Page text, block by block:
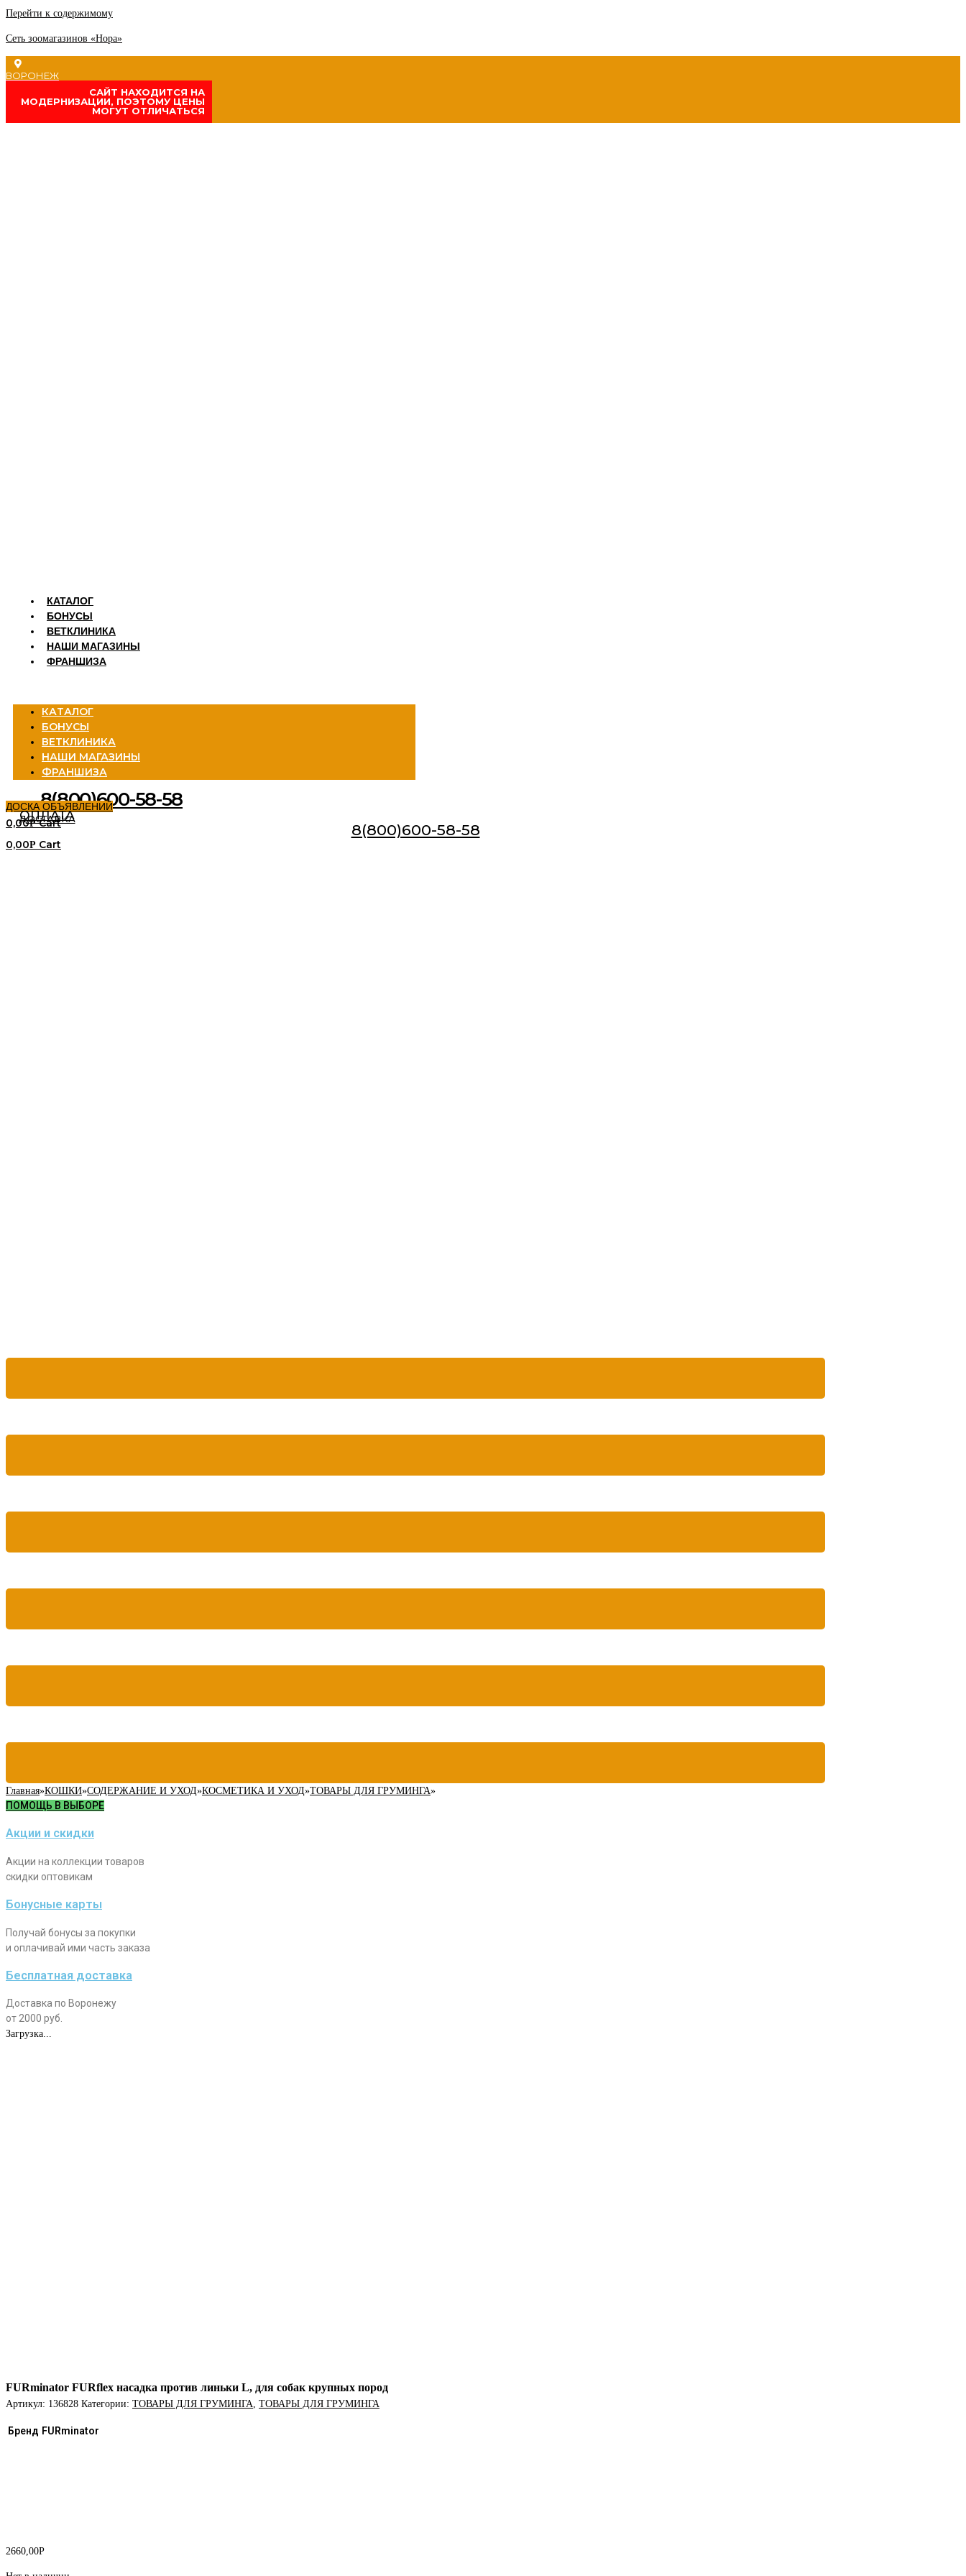
Перейти к содержимому
Сеть зоомагазинов «Нора»
ВОРОНЕЖ
CАЙТ НАХОДИТСЯ НА
МОДЕРНИЗАЦИИ, ПОЭТОМУ ЦЕНЫ
МОГУТ ОТЛИЧАТЬСЯ
КАТАЛОГ
БОНУСЫ
ВЕТКЛИНИКА
НАШИ МАГАЗИНЫ
ФРАНШИЗА
КАТАЛОГ
БОНУСЫ
ВЕТКЛИНИКА
НАШИ МАГАЗИНЫ
ФРАНШИЗА
8(800)600-58-58
ДОСКА ОБЪЯВЛЕНИЙ
ДОСТАВКА
ОПЛАТА
0,00Р Cart 8(800)600-58-58
0,00Р Cart
Главная»КОШКИ»СОДЕРЖАНИЕ И УХОД»КОСМЕТИКА И УХОД»ТОВАРЫ ДЛЯ ГРУМИНГА»
ПОМОЩЬ В ВЫБОРЕ
Акции и скидки
Акции на коллекции товаров
скидки оптовикам
Бонусные карты
Получай бонусы за покупки
и оплачивай ими часть заказа
Бесплатная доставка
Доставка по Воронежу
от 2000 руб.
Загрузка...
FURminator FURflex насадка против линьки L, для собак крупных пород
Артикул: 136828 Категории: ТОВАРЫ ДЛЯ ГРУМИНГА, ТОВАРЫ ДЛЯ ГРУМИНГА
Бренд FURminator
2660,00Р